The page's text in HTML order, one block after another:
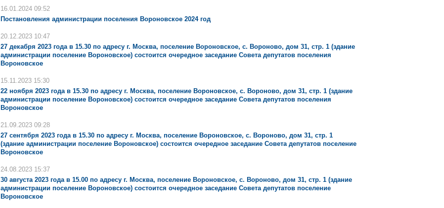
16.01.2024 09:52
Постановления администрации поселения Вороновское 2024 год
20.12.2023 10:47
27 декабря 2023 года в 15.30 по адресу г. Москва, поселение Вороновское, с. Вороново, дом 31, стр. 1 (здание
администрации поселение Вороновское) состоится очередное заседание Совета депутатов поселения
Вороновское
15.11.2023 15:30
22 ноября 2023 года в 15.30 по адресу г. Москва, поселение Вороновское, с. Вороново, дом 31, стр. 1 (здание
администрации поселение Вороновское) состоится очередное заседание Совета депутатов поселения
Вороновское
21.09.2023 09:28
27 сентября 2023 года в 15.30 по адресу г. Москва, поселение Вороновское, с. Вороново, дом 31, стр. 1
(здание администрации поселение Вороновское) состоится очередное заседание Совета депутатов поселение
Вороновское
24.08.2023 15:37
30 августа 2023 года в 15.00 по адресу г. Москва, поселение Вороновское, с. Вороново, дом 31, стр. 1 (здание
администрации поселение Вороновское) состоится очередное заседание Совета депутатов поселение
Вороновское